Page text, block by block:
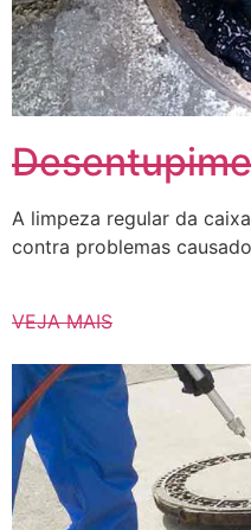
A limpeza regular da
contra problemas
VEJA MAIS